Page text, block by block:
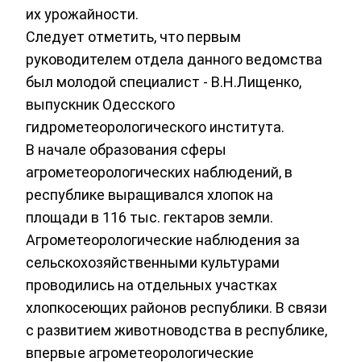
их урожайности.
Следует отметить, что первым
руководителем отдела данного ведомства
был молодой специалист - В.Н.Лищенко,
выпускник Одесского
гидрометеорологического института.
В начале образования сферы
агрометеорологических наблюдений, в
республике выращивался хлопок на
площади в 116 тыс. гектаров земли.
Агрометеорологические наблюдения за
сельскохозяйственными культурами
проводились на отдельных участках
хлопкосеющих районов республики. В связи
с развитием животноводства в республике,
впервые агрометеорологические